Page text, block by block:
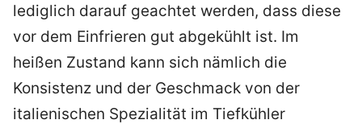
lediglich darauf geachtet werden, dass diese
vor dem Einfrieren gut abgekühlt ist. Im
heißen Zustand kann sich nämlich die
Konsistenz und der Geschmack von der
italienischen Spezialität im Tiefkühler